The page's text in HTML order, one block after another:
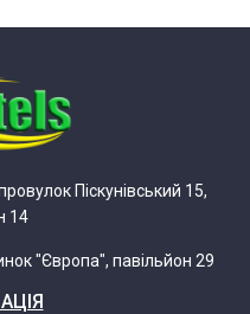
Піскунівський 15,
14
"Європа", павільйон 29